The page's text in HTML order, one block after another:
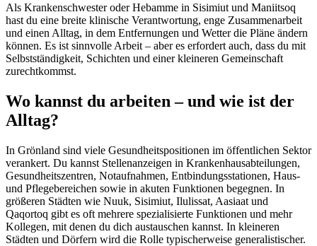
Als Krankenschwester oder Hebamme in Sisimiut und Maniitsoq
hast du eine breite klinische Verantwortung, enge Zusammenarbeit
und einen Alltag, in dem Entfernungen und Wetter die Pläne ändern
können. Es ist sinnvolle Arbeit – aber es erfordert auch, dass du mit
Selbstständigkeit, Schichten und einer kleineren Gemeinschaft
zurechtkommst.
Wo kannst du arbeiten – und wie ist der
Alltag?
In Grönland sind viele Gesundheitspositionen im öffentlichen Sektor
verankert. Du kannst Stellenanzeigen in Krankenhausabteilungen,
Gesundheitszentren, Notaufnahmen, Entbindungsstationen, Haus-
und Pflegebereichen sowie in akuten Funktionen begegnen. In
größeren Städten wie Nuuk, Sisimiut, Ilulissat, Aasiaat und
Qaqortoq gibt es oft mehrere spezialisierte Funktionen und mehr
Kollegen, mit denen du dich austauschen kannst. In kleineren
Städten und Dörfern wird die Rolle typischerweise generalistischer.